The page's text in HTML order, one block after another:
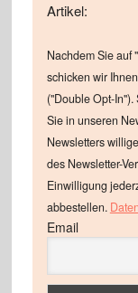
Artikel:
Nachdem Sie auf
schicken wir
("Double Opt-
Sie in unseren
Newsletters
des Newsletter-
Einwilligung
abbestellen.
Email